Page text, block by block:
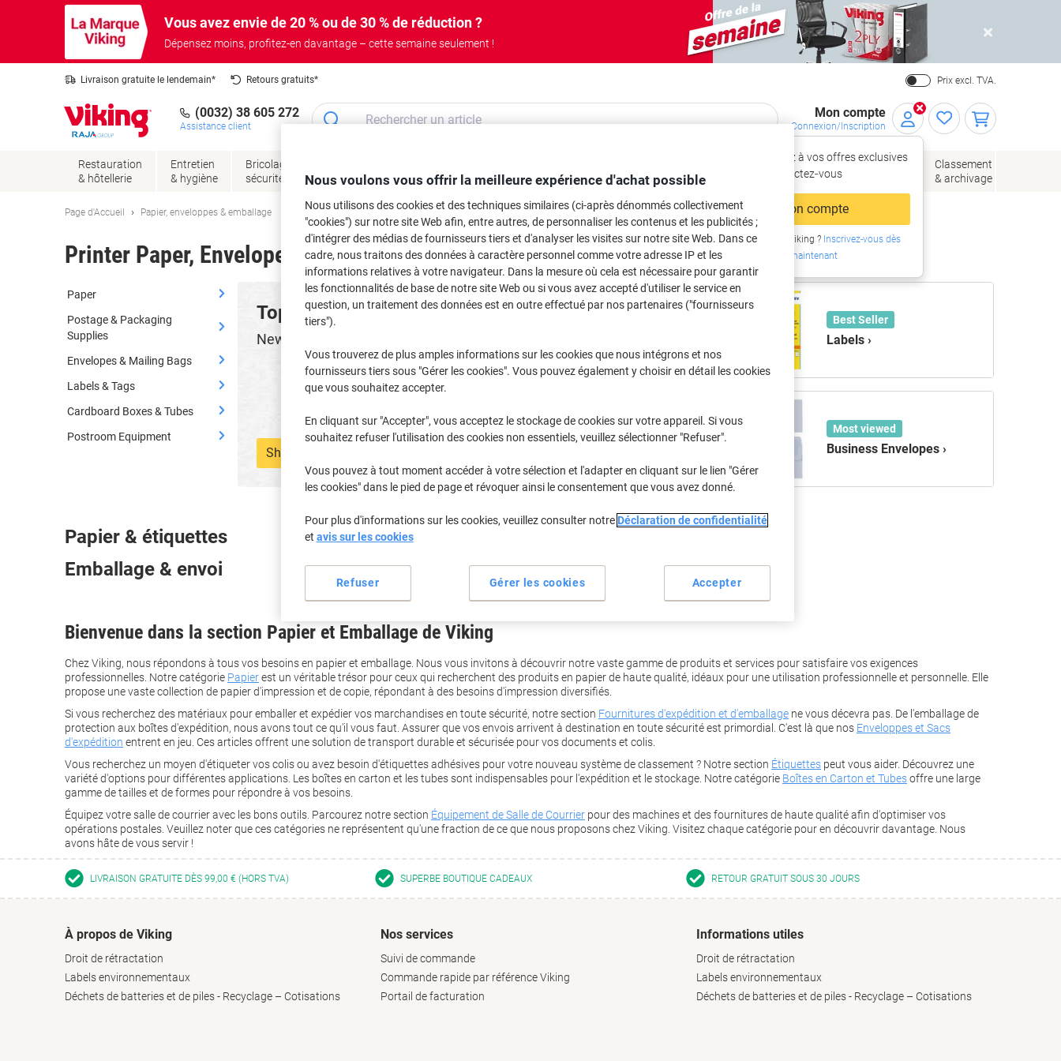
Vous avez envie de 20 % ou de 30 % de réduction ?
Dépensez moins, profitez-en davantage – cette semaine seulement !
Close
Livraison gratuite le lendemain* Retours gratuits* Prix excl. TVA.
(0032) 38 605 272
Assistance client
Mon compte
Connexion/Inscription
Accédez à vos offres exclusives
– connectez‑vous
Mon compte
Nouveau chez Viking ?Inscrivez-vous dès
maintenant
Restauration
& hôtellerie
Entretien
& hygiène
Bricolage &
sécurité
présentation
& technologie
& toner
Papier, enveloppes
Fournitures
Classement
& archivage
Page d'Accueil Papier, enveloppes & emballage
Printer Paper, Envelopes & Mailing Supplies
Paper
Postage & Packaging
Supplies
Envelopes & Mailing Bags
Labels & Tags
Cardboard Boxes & Tubes
Postroom Equipment
Top Paper & Mailing Deals
New offers every month
Shop now
Best Seller
Labels ›
Most viewed
Business Envelopes ›
Papier & étiquettes
Emballage & envoi
Bienvenue dans la section Papier et Emballage de Viking
Chez Viking, nous répondons à tous vos besoins en papier et emballage. Nous vous invitons à découvrir notre vaste gamme de produits et services pour satisfaire vos exigences
professionnelles. Notre catégorie Papierest un véritable trésor pour ceux qui recherchent des produits en papier de haute qualité, idéaux pour une utilisation professionnelle et personnelle. Elle
propose une vaste collection de papier d'impression et de copie, répondant à des besoins d'impression diversifiés.
Si vous recherchez des matériaux pour emballer et expédier vos marchandises en toute sécurité, notre section Fournitures d'expédition et d'emballage ne vous décevra pas. De l'emballage de
protection aux boîtes d'expédition, nous avons tout ce qu'il vous faut. Assurer que vos envois arrivent à destination en toute sécurité est primordial. C'est là que nos Enveloppes et Sacs
d'expédition entrent en jeu. Ces articles offrent une solution de transport durable et sécurisée pour vos documents et colis.
Vous recherchez un moyen d'étiqueter vos colis ou avez besoin d'étiquettes adhésives pour votre nouveau système de classement ? Notre section Étiquettes peut vous aider. Découvrez une
variété d'options pour différentes applications. Les boîtes en carton et les tubes sont indispensables pour l'expédition et le stockage. Notre catégorie Boîtes en Carton et Tubesoffre une large
gamme de tailles et de formes pour répondre à vos besoins.
Équipez votre salle de courrier avec les bons outils. Parcourez notre section Équipement de Salle de Courrier pour des machines et des fournitures de haute qualité afin d'optimiser vos
opérations postales. Veuillez noter que ces catégories ne représentent qu'une fraction de ce que nous proposons chez Viking. Visitez chaque catégorie pour en découvrir davantage. Nous
avons hâte de vous servir !
LIVRAISON GRATUITE DÈS 99,00 € (HORS TVA) SUPERBE BOUTIQUE CADEAUX RETOUR GRATUIT SOUS 30 JOURS
À propos de Viking
Droit de rétractation
Labels environnementaux
Déchets de batteries et de piles - Recyclage – Cotisations
Nos services
Suivi de commande
Commande rapide par référence Viking
Portail de facturation
Informations utiles
Droit de rétractation
Labels environnementaux
Déchets de batteries et de piles - Recyclage – Cotisations
Nous voulons vous offrir la meilleure expérience d'achat possible
Nous utilisons des cookies et des techniques similaires (ci-après dénommés collectivement
"cookies") sur notre site Web afin, entre autres, de personnaliser les contenus et les publicités ;
d'intégrer des médias de fournisseurs tiers et d'analyser les visites sur notre site Web. Dans ce
cadre, nous traitons des données à caractère personnel comme votre adresse IP et les
informations relatives à votre navigateur. Dans la mesure où cela est nécessaire pour garantir
les fonctionnalités de base de notre site Web ou si vous avez accepté d'utiliser le service en
question, un traitement des données est en outre effectué par nos partenaires ("fournisseurs
tiers").
Vous trouverez de plus amples informations sur les cookies que nous intégrons et nos
fournisseurs tiers sous "Gérer les cookies". Vous pouvez également y choisir en détail les cookies
que vous souhaitez accepter.
En cliquant sur "Accepter", vous acceptez le stockage de cookies sur votre appareil. Si vous
souhaitez refuser l'utilisation des cookies non essentiels, veuillez sélectionner "Refuser".
Vous pouvez à tout moment accéder à votre sélection et l'adapter en cliquant sur le lien "Gérer
les cookies" dans le pied de page et révoquer ainsi le consentement que vous avez donné.
Pour plus d'informations sur les cookies, veuillez consulter notre Déclaration de confidentialité
et avis sur les cookies
Gérer les cookies
Refuser Accepter